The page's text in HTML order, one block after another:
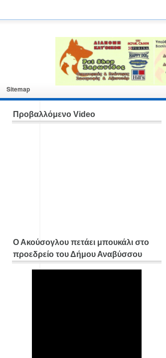
Sitemap
Προβαλλόμενο Video
Ο Ακούσογλου πετάει μπουκάλι στο
προεδρείο του Δήμου Αναβύσσου